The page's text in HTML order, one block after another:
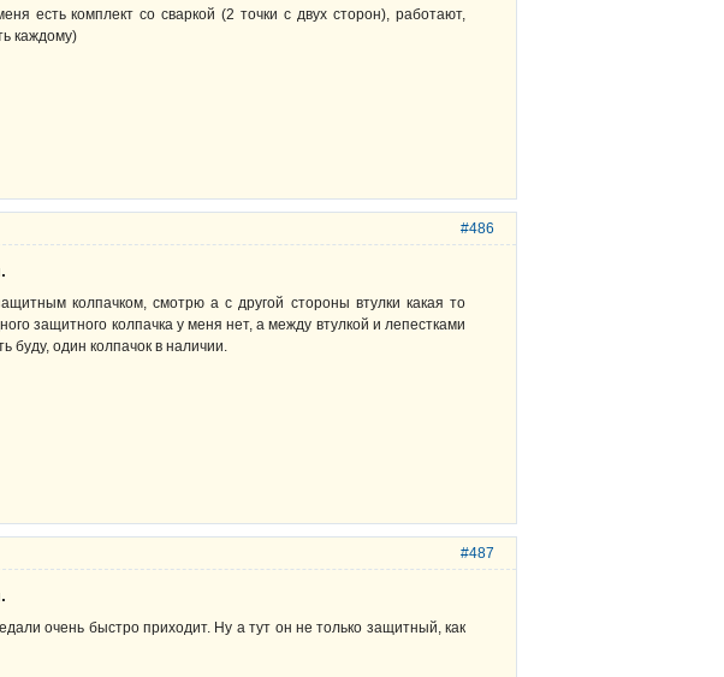
есть комплект со сваркой (2 точки с двух сторон), работают,
каждому)
#486
колпачком, смотрю а с другой стороны втулки какая то
защитного колпачка у меня нет, а между втулкой и лепестками
буду, один колпачок в наличии.
#487
очень быстро приходит. Ну а тут он не только защитный, как